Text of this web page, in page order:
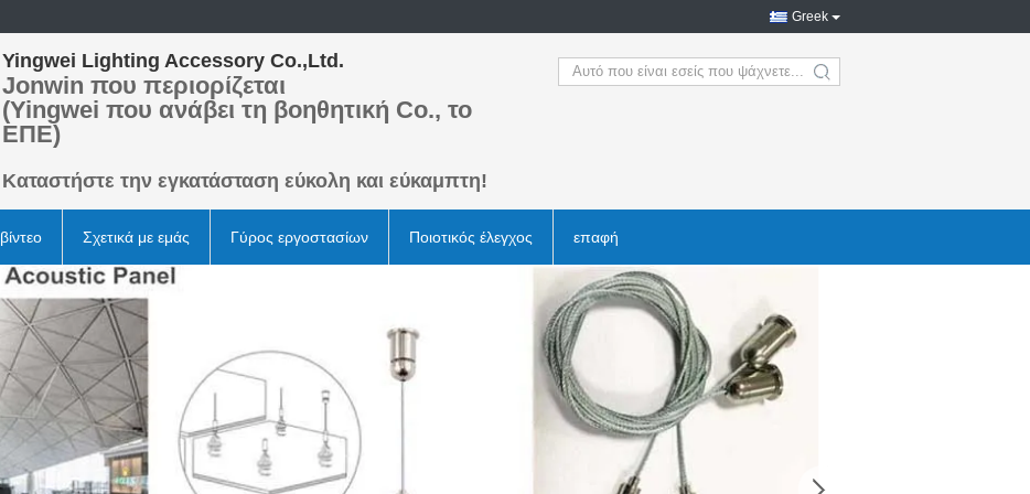
Greek
Yingwei Lighting Accessory Co.,Ltd.
Jonwin που περιορίζεται
(Yingwei που ανάβει τη βοηθητική Co., το
ΕΠΕ)
Καταστήστε την εγκατάσταση εύκολη και εύκαμπτη!
search
βίντεο Σχετικά με εμάς Γύρος εργοστασίων Ποιοτικός έλεγχος επαφή